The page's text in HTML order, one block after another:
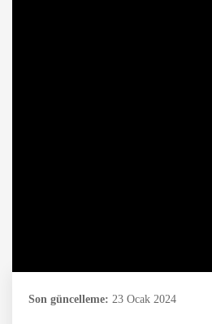
Son güncelleme: 23 Ocak 2024